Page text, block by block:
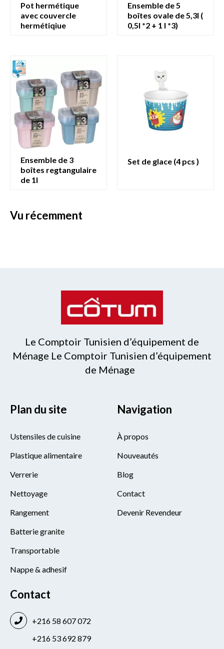
pot hermétique
avec couvercle
hermétiqiue
ensemble de 5
boîtes ovale de 5,3l (
0,5l *2 + 1 l *3)
ensemble de 3
boîtes regtangulaire
de 1l
set de glace (4 pcs )
vu récemment
Le Comptoir Tunisien d’équipement de
Ménage Le Comptoir Tunisien d’équipement
de Ménage
Plan du site
Ustensiles de cuisine
Plastique alimentaire
Verrerie
Nettoyage
Rangement
Batterie granite
Transportable
Nappe & adhesif
Navigation
À propos
Nouveautés
Blog
Contact
Devenir Revendeur
Contact
+216 58 607 072
+216 53 692 879